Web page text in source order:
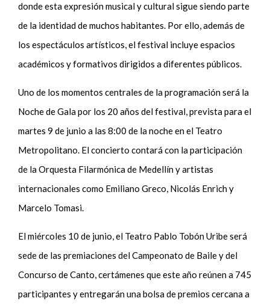
donde esta expresión musical y cultural sigue siendo parte
de la identidad de muchos habitantes. Por ello, además de
los espectáculos artísticos, el festival incluye espacios
académicos y formativos dirigidos a diferentes públicos.
Uno de los momentos centrales de la programación será la
Noche de Gala por los 20 años del festival, prevista para el
martes 9 de junio a las 8:00 de la noche en el Teatro
Metropolitano. El concierto contará con la participación
de la Orquesta Filarmónica de Medellín y artistas
internacionales como Emiliano Greco, Nicolás Enrich y
Marcelo Tomasi.
El miércoles 10 de junio, el Teatro Pablo Tobón Uribe será
sede de las premiaciones del Campeonato de Baile y del
Concurso de Canto, certámenes que este año reúnen a 745
participantes y entregarán una bolsa de premios cercana a